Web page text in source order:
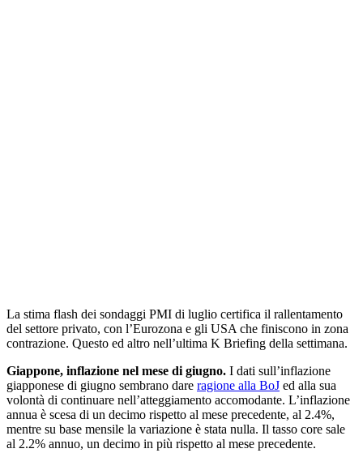
La stima flash dei sondaggi PMI di luglio certifica il rallentamento
del settore privato, con l’Eurozona e gli USA che finiscono in zona
contrazione. Questo ed altro nell’ultima K Briefing della settimana.
Giappone, inflazione nel mese di giugno. I dati sull’inflazione
giapponese di giugno sembrano dare ragione alla BoJ ed alla sua
volontà di continuare nell’atteggiamento accomodante. L’inflazione
annua è scesa di un decimo rispetto al mese precedente, al 2.4%,
mentre su base mensile la variazione è stata nulla. Il tasso core sale
al 2.2% annuo, un decimo in più rispetto al mese precedente.